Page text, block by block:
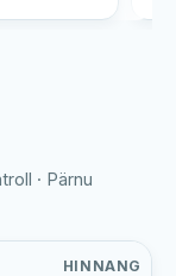
· Pärnu
HINNANG